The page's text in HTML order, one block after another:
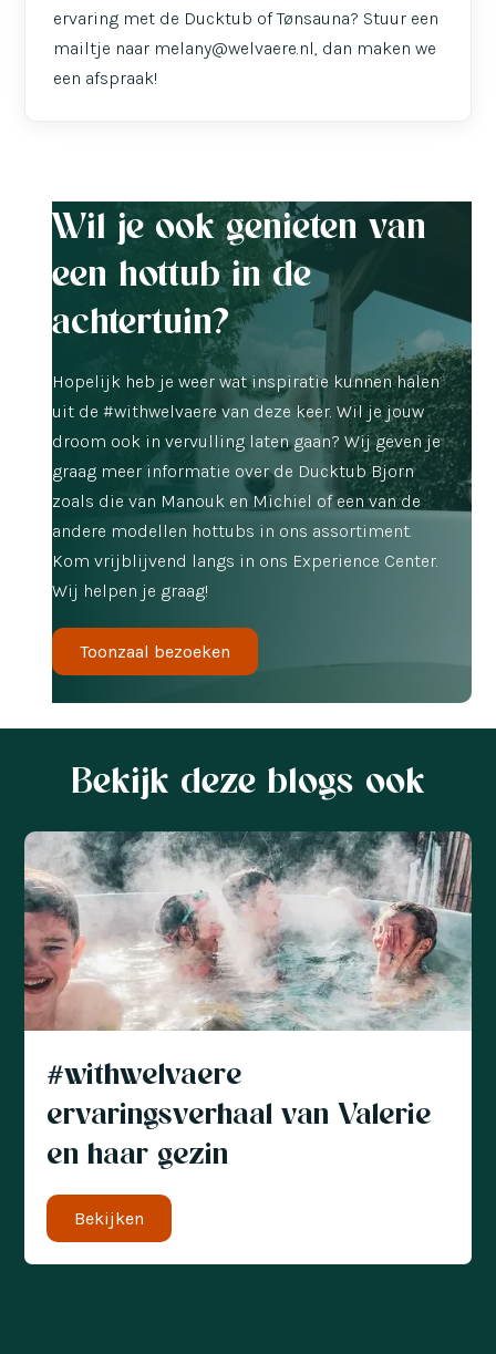
ervaring met de Ducktub of Tønsauna? Stuur een
mailtje naar melany@welvaere.nl, dan maken we
een afspraak!
Wil je ook genieten van
een hottub in de
achtertuin?
Hopelijk heb je weer wat inspiratie kunnen halen
uit de #withwelvaere van deze keer. Wil je jouw
droom ook in vervulling laten gaan? Wij geven je
graag meer informatie over de Ducktub Bjorn
zoals die van Manouk en Michiel of een van de
andere modellen hottubs in ons assortiment.
Kom vrijblijvend langs in ons Experience Center.
Wij helpen je graag!
Toonzaal bezoeken
Bekijk deze blogs ook
#withwelvaere
ervaringsverhaal van Valerie
en haar gezin
Bekijken